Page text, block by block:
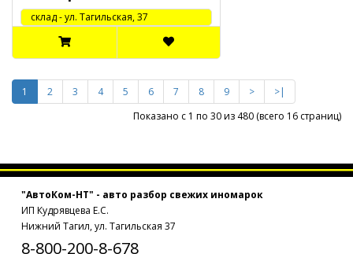
cклад - ул. Тагильская, 37
1 2 3 4 5 6 7 8 9 >
>|
Показано с 1 по 30 из 480 (всего 16 страниц)
"АвтоКом-НТ" - авто разбор свежих иномарок
ИП Кудрявцева Е.С.
Нижний Тагил, ул. Тагильская 37
8-800-200-8-678